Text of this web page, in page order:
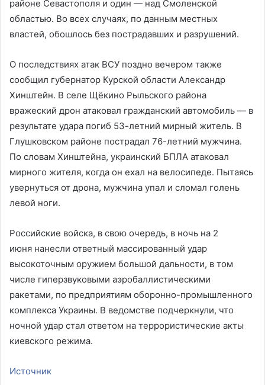
районе Севастополя и один — над Смоленской
областью. Во всех случаях, по данным местных
властей, обошлось без пострадавших и разрушений.
О последствиях атак ВСУ поздно вечером также
сообщил губернатор Курской области Александр
Хинштейн. В селе Щёкино Рыльского района
вражеский дрон атаковал гражданский автомобиль — в
результате удара погиб 53-летний мирный житель. В
Глушковском районе пострадал 76-летний мужчина.
По словам Хинштейна, украинский БПЛА атаковал
мирного жителя, когда он ехал на велосипеде. Пытаясь
увернуться от дрона, мужчина упал и сломал голень
левой ноги.
Российские войска, в свою очередь, в ночь на 2
июня нанесли ответный массированный удар
высокоточным оружием большой дальности, в том
числе гиперзвуковыми аэробаллистическими
ракетами, по предприятиям оборонно-промышленного
комплекса Украины. В ведомстве подчеркнули, что
ночной удар стал ответом на террористические акты
киевского режима.
Источник